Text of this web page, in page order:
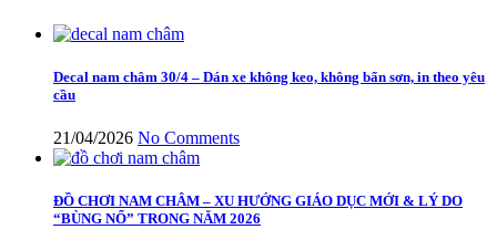
Decal nam châm 30/4 – Dán xe không keo, không bẩn sơn, in theo yêu
cầu
21/04/2026 No Comments
ĐỒ CHƠI NAM CHÂM – XU HƯỚNG GIÁO DỤC MỚI & LÝ DO
“BÙNG NỔ” TRONG NĂM 2026